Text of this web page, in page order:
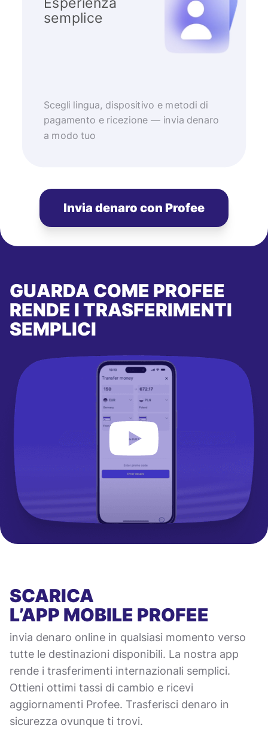
semplice
Scegli lingua, dispositivo e metodi di
pagamento e ricezione — invia denaro
a modo tuo
Invia denaro con Profee
GUARDA COME PROFEE
RENDE I TRASFERIMENTI
SEMPLICI
SCARICA
L’APP MOBILE PROFEE
invia denaro online in qualsiasi momento verso
tutte le destinazioni disponibili. La nostra app
rende i trasferimenti internazionali semplici.
Ottieni ottimi tassi di cambio e ricevi
aggiornamenti Profee. Trasferisci denaro in
sicurezza ovunque ti trovi.